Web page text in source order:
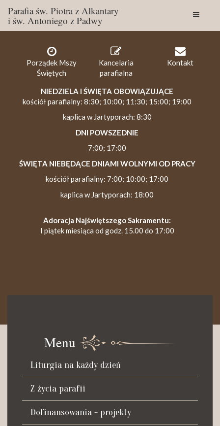
Parafia św. Piotra z Alkantary
i św. Antoniego z Padwy
Porządek Mszy
Świętych
Kancelaria
parafialna
Kontakt
NIEDZIELA I ŚWIĘTA OBOWIĄZUJĄCE
kościół parafialny: 8:30; 10:00; 11:30; 15:00; 19:00
kaplica w Jartyporach: 8:30
DNI POWSZEDNIE
7:00; 17:00
ŚWIĘTA NIEBĘDĄCE DNIAMI WOLNYMI OD PRACY
kościół parafialny: 7:00; 10:00; 17:00
kaplica w Jartyporach: 18:00
Adoracja Najświętszego Sakramentu:
I piątek miesiąca od godz. 15.00 do 17:00
Czynna od poniedziałku do soboty do godz. 8.30 oraz po Mszy
św. wieczornej do godz. 18.00.
Telefon dyżurny: +48 665 034 305
Zwiedzanie kościoła i ekspozycji muzealnej:
kustosz-przewodnik
Roman Postek + 48 667 684 406
Parafia św. Piotra z Alkantary
i św. Antoniego z Padwy
Menu
Liturgia na każdy dzień
Z życia parafii
Dofinansowania - projekty